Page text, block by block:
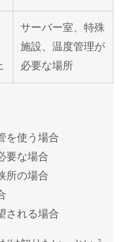
サーバー室、特殊
施設、温度管理が
必要な場所
を使う場合
要な場合
所の場合
される場合